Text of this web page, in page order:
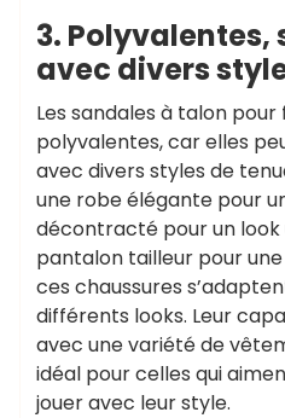
3. Polyvalentes,
avec divers
Les sandales à talon
polyvalentes, car elles
avec divers styles de
une robe élégante pour
décontracté pour un look
pantalon tailleur pour
ces chaussures
différents looks. Leur
avec une variété de
idéal pour celles qui
jouer avec leur style.